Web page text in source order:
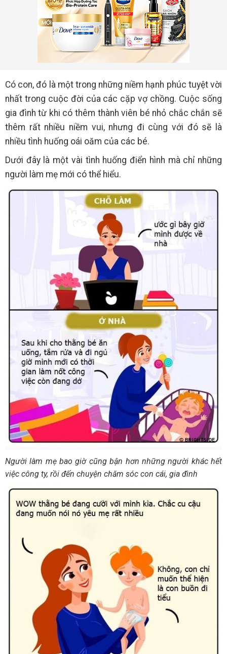
Có con, đó là một trong những niềm hạnh phúc tuyệt vời
nhất trong cuộc đời của các cặp vợ chồng. Cuộc sống
gia đình từ khi có thêm thành viên bé nhỏ chắc chắn sẽ
thêm rất nhiều niềm vui, nhưng đi cùng với đó sẽ là
nhiều tình huống oái oăm của các bé.
Dưới đây là một vài tình huống điển hình mà chỉ những
người làm mẹ mới có thể hiểu.
Người làm mẹ bao giờ cũng bận hơn những người khác hết
việc công ty, rồi đến chuyện chăm sóc con cái, gia đình